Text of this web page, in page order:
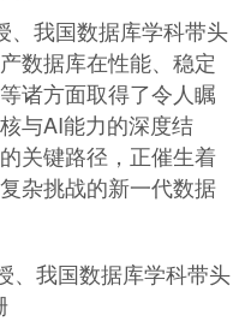
、我国数据库学科带头
数据库在性能、稳定
诸方面取得了令人瞩
与AI能力的深度结
关键路径，正催生着
杂挑战的新一代数据
、我国数据库学科带头